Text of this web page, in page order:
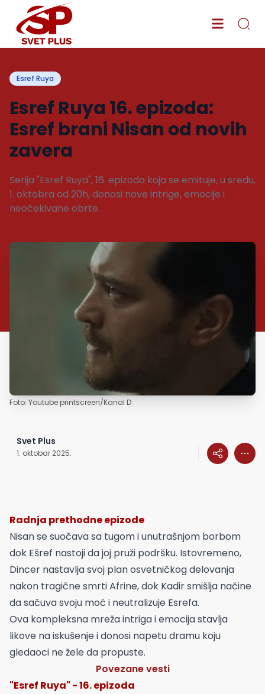
Esref Ruya
Esref Ruya 16. epizoda:
Esref brani Nisan od novih
zavera
Serija "Esref Ruya", 16. epizoda koja se emituje, u sredu,
1. oktobra od 20h, donosi nove intrige, emocije i
neočekivane obrte.
Foto: Youtube printscreen/Kanal D
Svet Plus
1. oktobar 2025.
Radnja prethodne epizode
Nisan se suočava sa tugom i unutrašnjom borbom
dok Ešref nastoji da joj pruži podršku. Istovremeno,
Dincer nastavlja svoj plan osvetničkog delovanja
nakon tragične smrti Afrine, dok Kadir smišlja načine
da sačuva svoju moć i neutralizuje Esrefa.
Ova kompleksna mreža intriga i emocija stavlja
likove na iskušenje i donosi napetu dramu koju
gledaoci ne žele da propuste.
Povezane vesti
"Esref Ruya" - 16. epizoda